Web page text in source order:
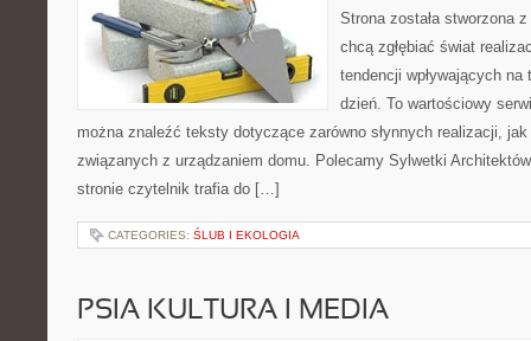
Strona została stworzona
chcą zgłębiać świat
tendencji wpływających
dzień. To wartościowy
można znaleźć teksty dotyczące zarówno słynnych realizacji,
związanych z urządzaniem domu. Polecamy Sylwetki
stronie czytelnik trafia do […]
CATEGORIES: ŚLUB I EKOLOGIA
PSIA KULTURA I MEDIA